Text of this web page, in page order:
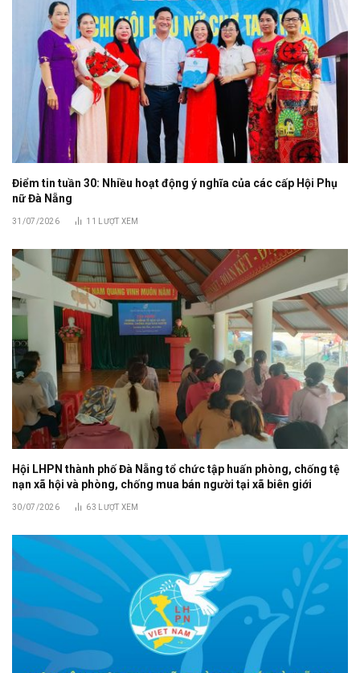
Điểm tin tuần 30: Nhiều hoạt động ý nghĩa của các cấp Hội Phụ
nữ Đà Nẵng
31/07/2026 11 LƯỢT XEM
Hội LHPN thành phố Đà Nẵng tổ chức tập huấn phòng, chống tệ
nạn xã hội và phòng, chống mua bán người tại xã biên giới
30/07/2026 63 LƯỢT XEM